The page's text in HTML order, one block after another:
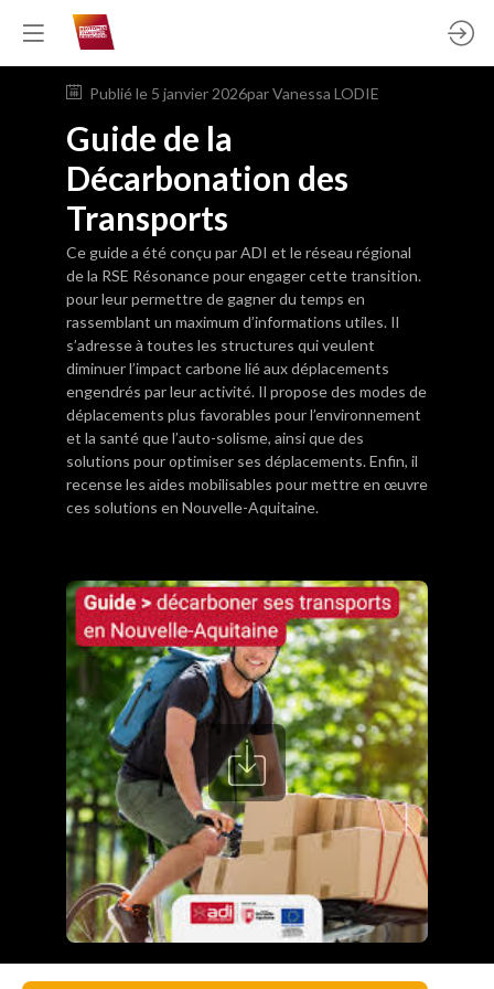
Publié le 5 janvier 2026parVanessa LODIE
Guide de la
Décarbonation des
Transports
Ce guide a été conçu par ADI et le réseau régional
de la RSE Résonance pour engager cette transition.
pour leur permettre de gagner du temps en
rassemblant un maximum d’informations utiles. Il
s’adresse à toutes les structures qui veulent
diminuer l’impact carbone lié aux déplacements
engendrés par leur activité. Il propose des modes de
déplacements plus favorables pour l’environnement
et la santé que l’auto-solisme, ainsi que des
solutions pour optimiser ses déplacements. Enfin, il
recense les aides mobilisables pour mettre en œuvre
ces solutions en Nouvelle-Aquitaine.